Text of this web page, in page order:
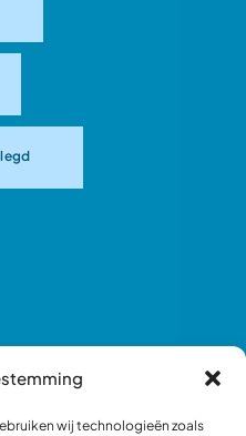
wij technologieën zoals